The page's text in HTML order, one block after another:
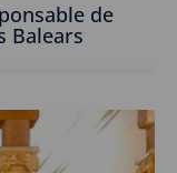
de
Balears